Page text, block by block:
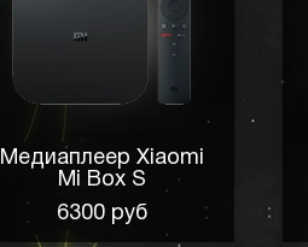
Медиаплеер Xiaomi
Mi Box S
6300 руб